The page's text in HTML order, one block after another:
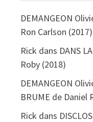
DEMANGEON
Ron Carlson (2017)
Rick dans DANS
Roby (2018)
DEMANGEON
BRUME de Daniel
Rick dans